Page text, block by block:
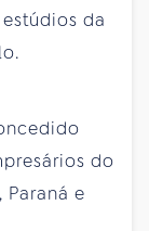
da
do
Paraná e